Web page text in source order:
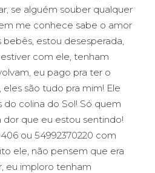
se alguém souber qualquer
me conhece sabe o amor
estou desesperada,
com ele, tenham
eu pago pra ter o
são tudo pra mim! Ele
do colina do Sol! Só quem
que eu estou sentindo!
ou 54992370220 com
ele, não pensem que era
eu imploro tenham